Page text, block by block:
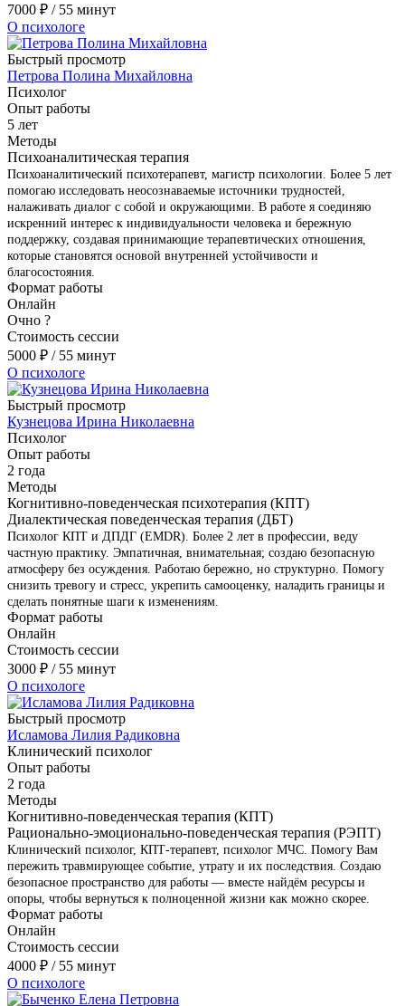
7000 ₽ / 55 минут
О психологе
Быстрый просмотр
Петрова Полина Михайловна
Психолог
Опыт работы
5 лет
Методы
Психоаналитическая терапия
Психоаналитический психотерапевт, магистр психологии. Более 5 лет
помогаю исследовать неосознаваемые источники трудностей,
налаживать диалог с собой и окружающими. В работе я соединяю
искренний интерес к индивидуальности человека и бережную
поддержку, создавая принимающие терапевтических отношения,
которые становятся основой внутренней устойчивости и
благосостояния.
Формат работы
Онлайн
Очно ?
Стоимость сессии
5000 ₽ / 55 минут
О психологе
Быстрый просмотр
Кузнецова Ирина Николаевна
Психолог
Опыт работы
2 года
Методы
Когнитивно-поведенческая психотерапия (КПТ)
Диалектическая поведенческая терапия (ДБТ)
Психолог КПТ и ДПДГ (EMDR). Более 2 лет в профессии, веду
частную практику. Эмпатичная, внимательная; создаю безопасную
атмосферу без осуждения. Работаю бережно, но структурно. Помогу
снизить тревогу и стресс, укрепить самооценку, наладить границы и
сделать понятные шаги к изменениям.
Формат работы
Онлайн
Стоимость сессии
3000 ₽ / 55 минут
О психологе
Быстрый просмотр
Исламова Лилия Радиковна
Клинический психолог
Опыт работы
2 года
Методы
Когнитивно-поведенческая терапия (КПТ)
Рационально-эмоционально-поведенческая терапия (РЭПТ)
Клинический психолог, КПТ-терапевт, психолог МЧС. Помогу Вам
пережить травмирующее событие, утрату и их последствия. Создаю
безопасное пространство для работы — вместе найдём ресурсы и
опоры, чтобы вернуться к полноценной жизни как можно скорее.
Формат работы
Онлайн
Стоимость сессии
4000 ₽ / 55 минут
О психологе